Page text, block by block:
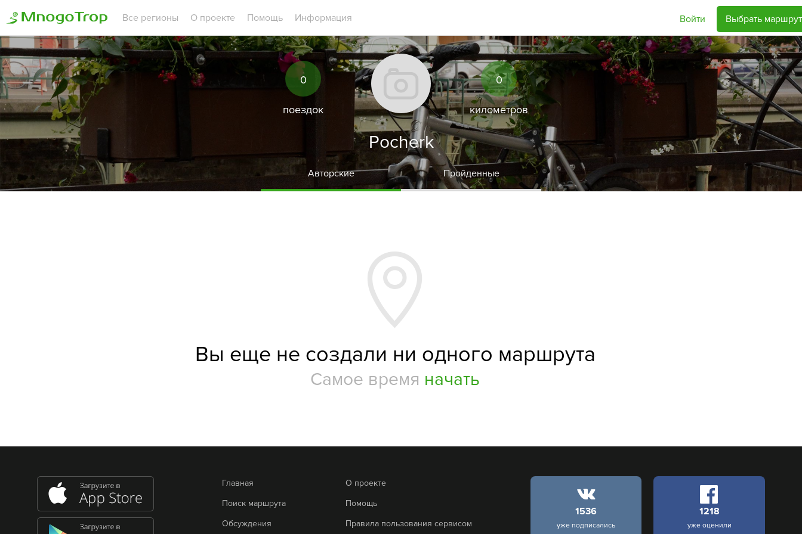
Все регионы О проекте Помощь Информация Войти Выбрать маршрут
0
поездок
0
километров
Pocherk
Авторские Пройденные
Вы еще не создали ни одного маршрута
Самое время начать
Главная
Поиск маршрута
Обсуждения
О проекте
Помощь
Правила пользования сервисом
1536
уже подписались
1218
уже оценили